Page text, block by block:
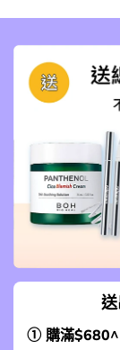
① 購滿$680^